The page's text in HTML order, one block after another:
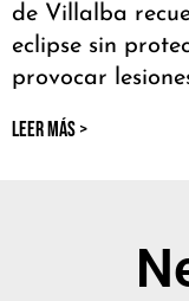
de Villalba
eclipse sin
provocar
LEER MÁS >